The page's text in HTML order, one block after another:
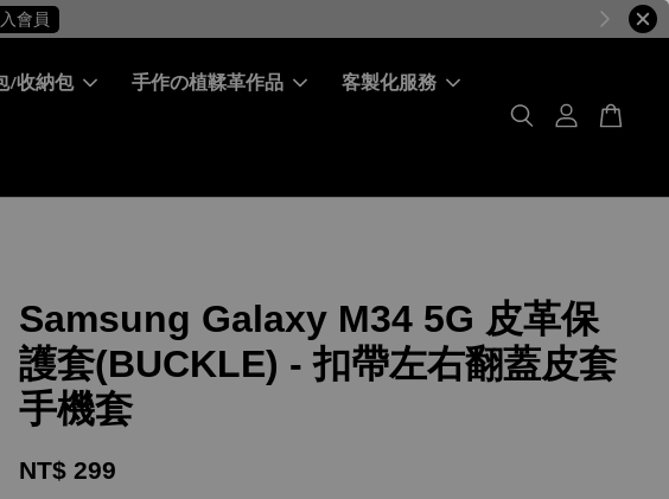
] 加入會員
/收納包 手作の植鞣革作品 客製化服務
Samsung Galaxy M34 5G 皮革保
護套(BUCKLE) - 扣帶左右翻蓋皮套
手機套
NT$ 299